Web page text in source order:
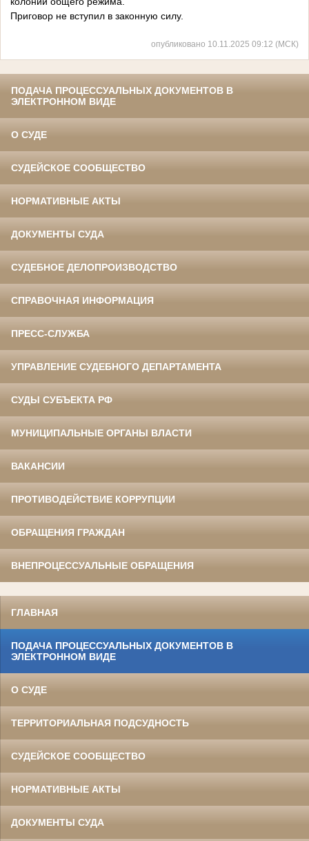
Приговор не вступил в законную силу.
опубликовано 10.11.2025 09:12 (МСК)
ПОДАЧА ПРОЦЕССУАЛЬНЫХ ДОКУМЕНТОВ В
ЭЛЕКТРОННОМ ВИДЕ
О СУДЕ
СУДЕЙСКОЕ СООБЩЕСТВО
НОРМАТИВНЫЕ АКТЫ
ДОКУМЕНТЫ СУДА
СУДЕБНОЕ ДЕЛОПРОИЗВОДСТВО
СПРАВОЧНАЯ ИНФОРМАЦИЯ
ПРЕСС-СЛУЖБА
УПРАВЛЕНИЕ СУДЕБНОГО ДЕПАРТАМЕНТА
СУДЫ СУБЪЕКТА РФ
МУНИЦИПАЛЬНЫЕ ОРГАНЫ ВЛАСТИ
ВАКАНСИИ
ПРОТИВОДЕЙСТВИЕ КОРРУПЦИИ
ОБРАЩЕНИЯ ГРАЖДАН
ВНЕПРОЦЕССУАЛЬНЫЕ ОБРАЩЕНИЯ
ГЛАВНАЯ
ПОДАЧА ПРОЦЕССУАЛЬНЫХ ДОКУМЕНТОВ В
ЭЛЕКТРОННОМ ВИДЕ
О СУДЕ
ТЕРРИТОРИАЛЬНАЯ ПОДСУДНОСТЬ
СУДЕЙСКОЕ СООБЩЕСТВО
НОРМАТИВНЫЕ АКТЫ
ДОКУМЕНТЫ СУДА